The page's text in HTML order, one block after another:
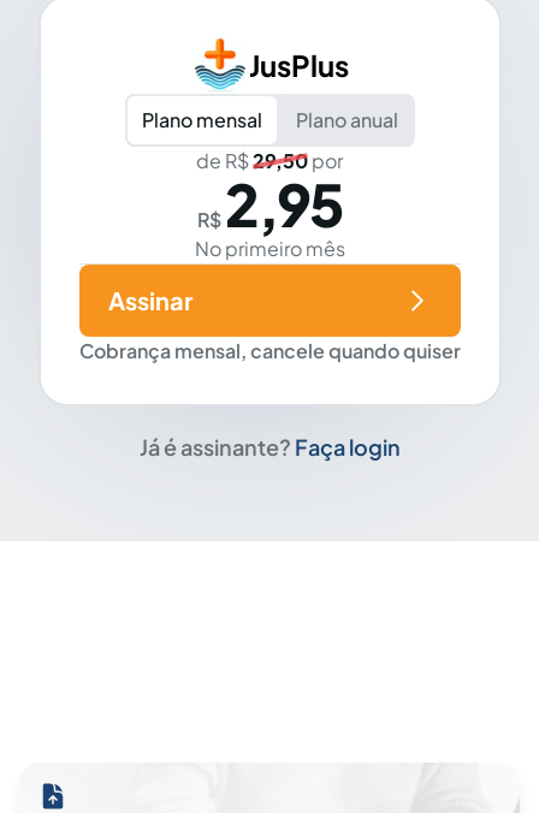
JusPlus
Plano mensal
Plano anual
de R$29,50por
R$ 2,95
No primeiro mês
Cobrança mensal, cancele quando quiser
Assinar
Já é assinante? Faça login